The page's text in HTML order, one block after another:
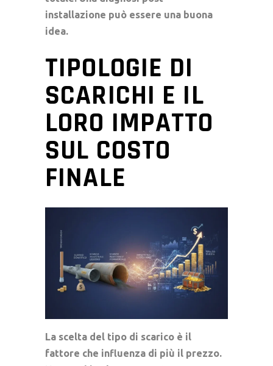
installazione può essere una buona
idea.
TIPOLOGIE DI
SCARICHI E IL
LORO IMPATTO
SUL COSTO
FINALE
La scelta del tipo di scarico è il
fattore che influenza di più il prezzo.